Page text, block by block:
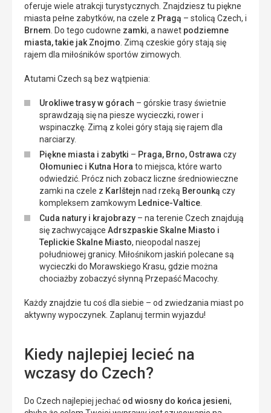
oferuje wiele atrakcji turystycznych. Znajdziesz tu piękne
miasta pełne zabytków, na czele z Pragą – stolicą Czech, i
Brnem . Do tego cudowne zamki, a nawet podziemne
miasta, takie jak Znojmo . Zimą czeskie góry stają się
rajem dla miłośników sportów zimowych.
Atutami Czech są bez wątpienia:
Urokliwe trasy w górach – górskie trasy świetnie
sprawdzają się na piesze wycieczki, rower i
wspinaczkę. Zimą z kolei góry stają się rajem dla
narciarzy.
Piękne miasta i zabytki – Praga, Brno, Ostrawa czy
Ołomuniec i Kutna Hora to miejsca, które warto
odwiedzić. Prócz nich zobacz liczne średniowieczne
zamki na czele z Karlštejn nad rzeką Berounką czy
kompleksem zamkowym Lednice-Valtice
Cuda natury i krajobrazy – na terenie Czech znajdują
się zachwycające Adrszpaskie Skalne Miasto i
Teplickie Skalne Miasto, nieopodal naszej
południowej granicy. Miłośnikom jaskiń polecane są
wycieczki do Morawskiego Krasu, gdzie można
chociażby zobaczyć słynną Przepaść Macochy.
Każdy znajdzie tu coś dla siebie – od zwiedzania miast po
aktywny wypoczynek. Zaplanuj termin wyjazdu!
Kiedy najlepiej lecieć na
wczasy do Czech?
Do Czech najlepiej jechać od wiosny do końca jesieni,